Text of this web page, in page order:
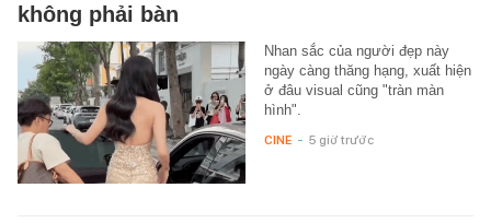
không phải bàn
Nhan sắc của người đẹp này
ngày càng thăng hạng, xuất hiện
ở đâu visual cũng "tràn màn
hình".
CINE - 5 giờ trước